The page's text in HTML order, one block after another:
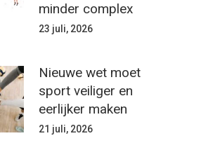
minder complex
23 juli, 2026
Nieuwe wet moet
sport veiliger en
eerlijker maken
21 juli, 2026